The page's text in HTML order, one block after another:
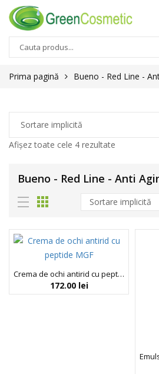
Prima pagină Bueno - Red Line -
Afișez toate cele 4 rezultate
Bueno - Red Line - Anti
Crema de ochi antirid cu peptide MGF, pentru hidratarea tenului, Bueno, 30 g
172.00 lei